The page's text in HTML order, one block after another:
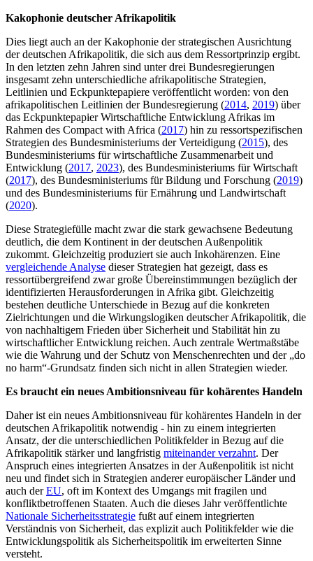
Kakophonie deutscher Afrikapolitik
Dies liegt auch an der Kakophonie der strategischen Ausrichtung
der deutschen Afrikapolitik, die sich aus dem Ressortprinzip ergibt.
In den letzten zehn Jahren sind unter drei Bundesregierungen
insgesamt zehn unterschiedliche afrikapolitische Strategien,
Leitlinien und Eckpunktepapiere veröffentlicht worden: von den
afrikapolitischen Leitlinien der Bundesregierung (2014, 2019) über
das Eckpunktepapier Wirtschaftliche Entwicklung Afrikas im
Rahmen des Compact with Africa (2017) hin zu ressortspezifischen
Strategien des Bundesministeriums der Verteidigung (2015), des
Bundesministeriums für wirtschaftliche Zusammenarbeit und
Entwicklung (2017, 2023), des Bundesministeriums für Wirtschaft
(2017), des Bundesministeriums für Bildung und Forschung (2019)
und des Bundesministeriums für Ernährung und Landwirtschaft
(2020).
Diese Strategiefülle macht zwar die stark gewachsene Bedeutung
deutlich, die dem Kontinent in der deutschen Außenpolitik
zukommt. Gleichzeitig produziert sie auch Inkohärenzen. Eine
vergleichende Analyse dieser Strategien hat gezeigt, dass es
ressortübergreifend zwar große Übereinstimmungen bezüglich der
identifizierten Herausforderungen in Afrika gibt. Gleichzeitig
bestehen deutliche Unterschiede in Bezug auf die konkreten
Zielrichtungen und die Wirkungslogiken deutscher Afrikapolitik, die
von nachhaltigem Frieden über Sicherheit und Stabilität hin zu
wirtschaftlicher Entwicklung reichen. Auch zentrale Wertmaßstäbe
wie die Wahrung und der Schutz von Menschenrechten und der „do
no harm“-Grundsatz finden sich nicht in allen Strategien wieder.
Es braucht ein neues Ambitionsniveau für kohärentes Handeln
Daher ist ein neues Ambitionsniveau für kohärentes Handeln in der
deutschen Afrikapolitik notwendig - hin zu einem integrierten
Ansatz, der die unterschiedlichen Politikfelder in Bezug auf die
Afrikapolitik stärker und langfristig miteinander verzahnt. Der
Anspruch eines integrierten Ansatzes in der Außenpolitik ist nicht
neu und findet sich in Strategien anderer europäischer Länder und
auch derEU, oft im Kontext des Umgangs mit fragilen und
konfliktbetroffenen Staaten. Auch die dieses Jahr veröffentlichte
Nationale Sicherheitsstrategie fußt auf einem integrierten
Verständnis von Sicherheit, das explizit auch Politikfelder wie die
Entwicklungspolitik als Sicherheitspolitik im erweiterten Sinne
versteht.